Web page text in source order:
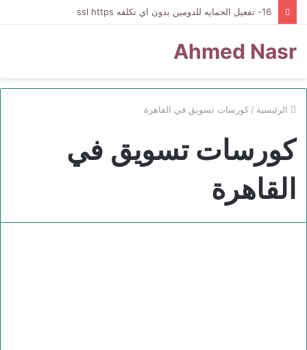
16- تفعيل الحمايه للدومين بدون اي تكلفه ssl https
Ahmed Nasr
الرئيسية / كورسات تسويق في القاهرة
كورسات تسويق في
القاهرة